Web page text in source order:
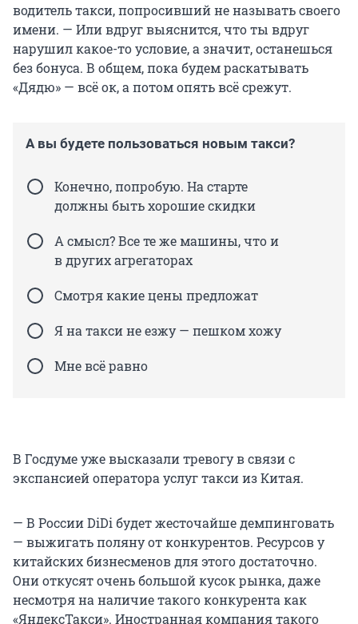
водитель такси, попросивший не называть своего
имени. — Или вдруг выяснится, что ты вдруг
нарушил какое-то условие, а значит, останешься
без бонуса. В общем, пока будем раскатывать
«Дядю» — всё ок, а потом опять всё срежут.
А вы будете пользоваться новым такси?
Конечно, попробую. На старте
должны быть хорошие скидки
А смысл? Все те же машины, что и
в других агрегаторах
Смотря какие цены предложат
Я на такси не езжу — пешком хожу
Мне всё равно
В Госдуме уже высказали тревогу в связи с
экспансией оператора услуг такси из Китая.
— В России DiDi будет жесточайше демпинговать
— выжигать поляну от конкурентов. Ресурсов у
китайских бизнесменов для этого достаточно.
Они откусят очень большой кусок рынка, даже
несмотря на наличие такого конкурента как
«ЯндексТакси». Иностранная компания такого